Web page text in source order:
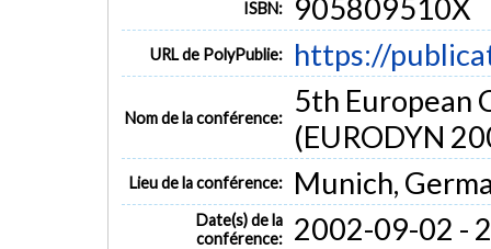
ISBN: 905809510X
URL de PolyPublie: https://
Nom de la conférence:
5th European
(EURODYN
Lieu de la conférence: Munich,
Date(s) de la
conférence:
2002-09-02 -